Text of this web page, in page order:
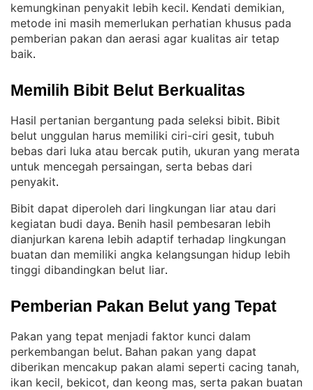
kemungkinan penyakit lebih kecil. Kendati demikian,
metode ini masih memerlukan perhatian khusus pada
pemberian pakan dan aerasi agar kualitas air tetap
baik.
Memilih Bibit Belut Berkualitas
Hasil pertanian bergantung pada seleksi bibit. Bibit
belut unggulan harus memiliki ciri-ciri gesit, tubuh
bebas dari luka atau bercak putih, ukuran yang merata
untuk mencegah persaingan, serta bebas dari
penyakit.
Bibit dapat diperoleh dari lingkungan liar atau dari
kegiatan budi daya. Benih hasil pembesaran lebih
dianjurkan karena lebih adaptif terhadap lingkungan
buatan dan memiliki angka kelangsungan hidup lebih
tinggi dibandingkan belut liar.
Pemberian Pakan Belut yang Tepat
Pakan yang tepat menjadi faktor kunci dalam
perkembangan belut. Bahan pakan yang dapat
diberikan mencakup pakan alami seperti cacing tanah,
ikan kecil, bekicot, dan keong mas, serta pakan buatan